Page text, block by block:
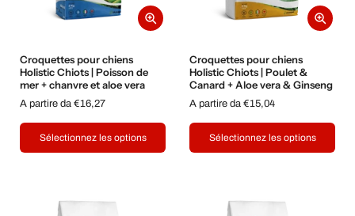
Croquettes pour chiens
Holistic Chiots | Poisson de
mer + chanvre et aloe vera
A partire da €16,27
Sélectionnez les options
Croquettes pour chiens
Holistic Chiots | Poulet &
Canard + Aloe vera & Ginseng
A partire da €15,04
Sélectionnez les options